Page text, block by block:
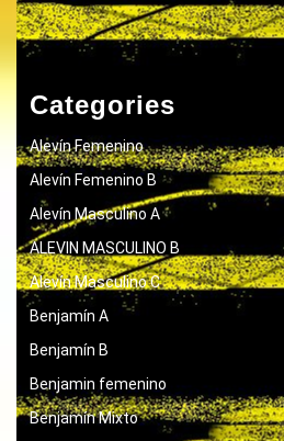
Categories
Alevín Femenino
Alevín Femenino B
Alevín Masculino A
ALEVIN MASCULINO B
Alevín Masculino C
Benjamín A
Benjamín B
Benjamin femenino
Benjamín Mixto